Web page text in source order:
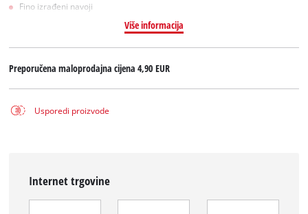
Fino izrađeni navoji
Više informacija
Preporučena maloprodajna cijena4,90 EUR
Usporedi proizvode
Internet trgovine